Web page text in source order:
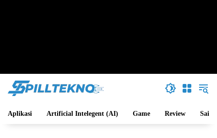
Aplikasi Artificial Intelegent (AI) Game Review Sains